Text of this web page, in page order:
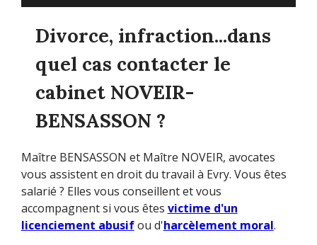
Divorce, infraction...dans
quel cas contacter le
cabinet NOVEIR-
BENSASSON ?
Maître BENSASSON et Maître NOVEIR, avocates
vous assistent en droit du travail à Evry. Vous êtes
salarié ? Elles vous conseillent et vous
accompagnent si vous êtes victime d'un
licenciement abusifou d'harcèlement moral.